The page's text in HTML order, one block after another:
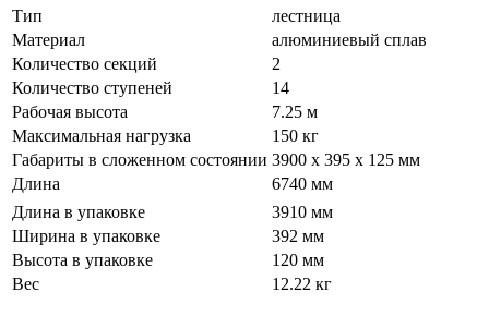
Тип
лестница
Материал
алюминиевый сплав
Количество секций
2
Количество ступеней
14
Рабочая высота
7.25 м
Максимальная нагрузка
150 кг
Габариты в сложенном состоянии 3900 х 395 х 125 мм
Длина
6740 мм
Длина в упаковке
3910 мм
Ширина в упаковке
392 мм
Высота в упаковке
120 мм
Вес
12.22 кг